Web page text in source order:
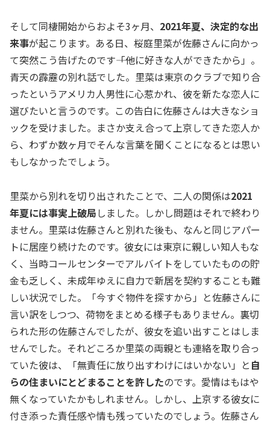
そして同棲開始からおよそ3ヶ月、 2021年夏、決定的な出
来事が起こります。ある日、桜庭里菜が佐藤さんに向かっ
て突然こう告げたのです――「他に好きな人ができたから」。
青天の霹靂の別れ話でした。里菜は東京のクラブで知り合
ったというアメリカ人男性に心惹かれ、彼を新たな恋人に
選びたいと言うのです。この告白に佐藤さんは大きなショ
ックを受けました。まさか支え合って上京してきた恋人か
ら、わずか数ヶ月でそんな言葉を聞くことになるとは思い
もしなかったでしょう。
里菜から別れを切り出されたことで、二人の関係は2021
年夏には事実上破局しました。しかし問題はそれで終わり
ません。里菜は佐藤さんと別れた後も、なんと同じアパー
トに居座り続けたのです。彼女には東京に親しい知人もな
く、当時コールセンターでアルバイトをしていたものの貯
金も乏しく、未成年ゆえに自力で新居を契約することも難
しい状況でした。「今すぐ物件を探すから」と佐藤さんに
言い訳をしつつ、荷物をまとめる様子もありません。裏切
られた形の佐藤さんでしたが、彼女を追い出すことはしま
せんでした。それどころか里菜の両親とも連絡を取り合っ
ていた彼は、「無責任に放り出すわけにはいかない」と 自
らの住まいにとどまることを許したのです。愛情はもはや
無くなっていたかもしれません。しかし、上京する彼女に
付き添った責任感や情も残っていたのでしょう。佐藤さん